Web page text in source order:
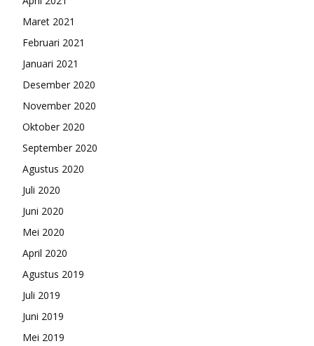
Maret 2021
Februari 2021
Januari 2021
Desember 2020
November 2020
Oktober 2020
September 2020
Agustus 2020
Juli 2020
Juni 2020
Mei 2020
April 2020
Agustus 2019
Juli 2019
Juni 2019
Mei 2019